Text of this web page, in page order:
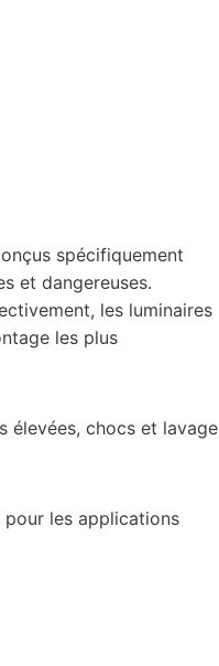
spécifiquement
et dangereuses.
les luminaires
les plus
élevées, chocs et lavage
les applications